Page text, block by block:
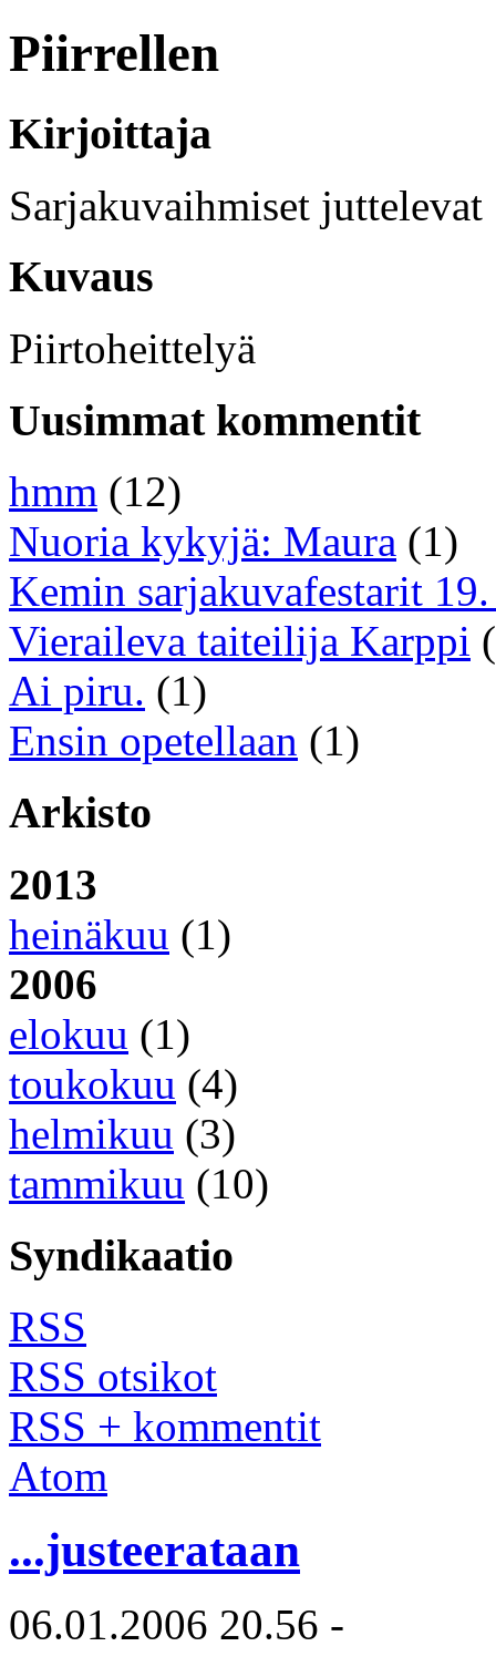
Piirrellen
Kirjoittaja
Sarjakuvaihmiset juttelevat
Kuvaus
Piirtoheittelyä
Uusimmat kommentit
hmm (12)
Nuoria kykyjä: Maura (1)
Kemin sarjakuvafestarit
Vieraileva taiteilija Karppi
Ai piru. (1)
Ensin opetellaan (1)
Arkisto
2013
heinäkuu (1)
2006
elokuu (1)
toukokuu (4)
helmikuu (3)
tammikuu (10)
Syndikaatio
RSS
RSS otsikot
RSS + kommentit
Atom
...justeerataan
06.01.2006 20.56 -